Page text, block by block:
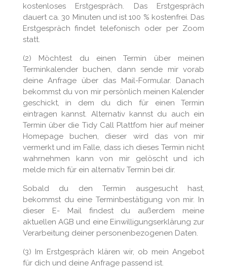
kostenloses Erstgespräch. Das Erstgespräch
dauert ca. 30 Minuten und ist 100 % kostenfrei. Das
Erstgespräch findet telefonisch oder per Zoom
statt.
(2) Möchtest du einen Termin über meinen
Terminkalender buchen, dann sende mir vorab
deine Anfrage über das Mail-Formular. Danach
bekommst du von mir persönlich meinen Kalender
geschickt, in dem du dich für einen Termin
eintragen kannst. Alternativ kannst du auch ein
Termin über die Tidy Call Plattfom hier auf meiner
Homepage buchen, dieser wird das von mir
vermerkt und im Falle, dass ich dieses Termin nicht
wahrnehmen kann von mir gelöscht und ich
melde mich für ein alternativ Termin bei dir.
Sobald du den Termin ausgesucht hast,
bekommst du eine Terminbestätigung von mir. In
dieser E- Mail findest du außerdem meine
aktuellen AGB und eine Einwilligungserklärung zur
Verarbeitung deiner personenbezogenen Daten.
(3) Im Erstgespräch klären wir, ob mein Angebot
für dich und deine Anfrage passend ist.